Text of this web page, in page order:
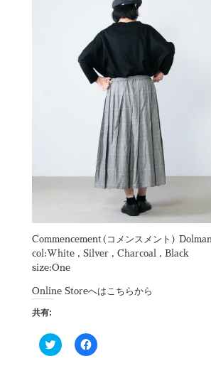
Commencement(コメンスメント)
col:White , Silver , Charcoal , Black
size:One
Online Storeへはこちらから
共有:
ク
リ
F
a